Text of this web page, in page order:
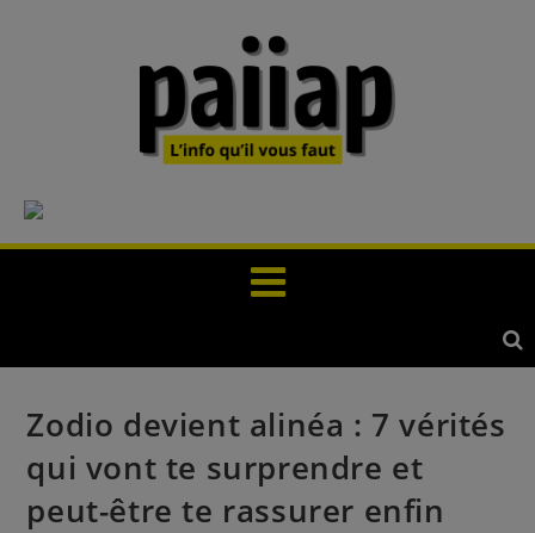
Zodio devient alinéa : 7 vérités
qui vont te surprendre et
peut-être te rassurer enfin